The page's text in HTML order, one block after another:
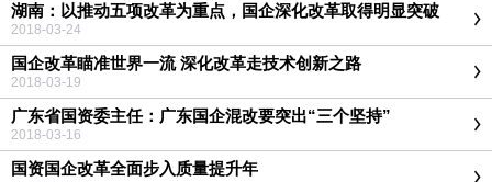
湖南：以推动五项改革为重点，国企深化改革取得明显突破
2018-03-24
国企改革瞄准世界一流 深化改革走技术创新之路
2018-03-19
广东省国资委主任：广东国企混改要突出“三个坚持”
2018-03-16
国资国企改革全面步入质量提升年